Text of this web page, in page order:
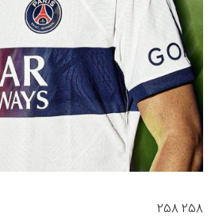
258 258